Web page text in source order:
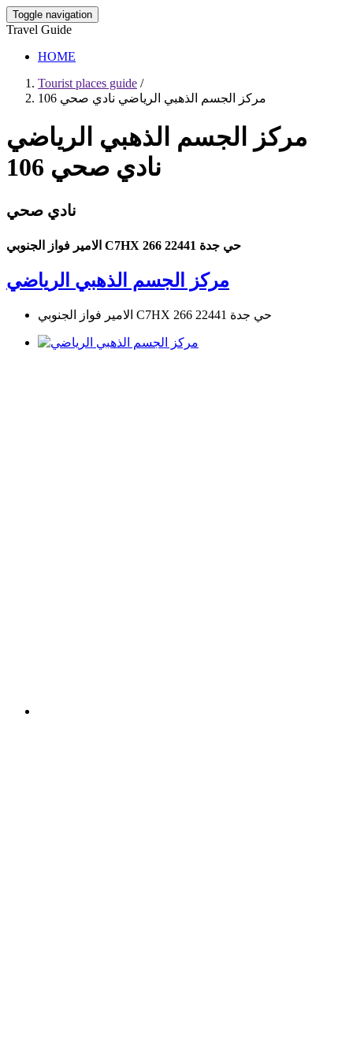
Toggle navigation
Travel Guide
HOME
Tourist places guide /
مركز الجسم الذهبي الرياضي نادي صحي 106
مركز الجسم الذهبي الرياضي
نادي صحي 106
نادي صحي
الامير فواز الجنوبي C7HX 266 حي جدة 22441
مركز الجسم الذهبي الرياضي
الامير فواز الجنوبي C7HX 266 حي جدة 22441